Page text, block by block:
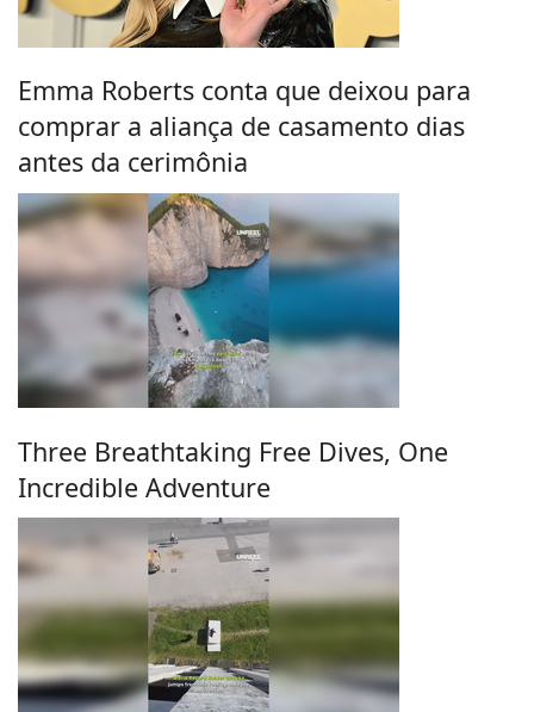
Emma Roberts conta que deixou para
comprar a aliança de casamento dias
antes da cerimônia
Three Breathtaking Free Dives, One
Incredible Adventure